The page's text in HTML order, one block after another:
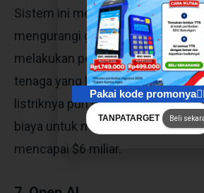
Sistem ini menggunakan ruang
mengurangi gesekan
melakukan perjalanan
tenaga yang lebih rendah.
listriknya pun bergantung pada
biaya untuk membangun sistem
mencapai $6 miliar.
Pakai kode
TANPATARGET Beli